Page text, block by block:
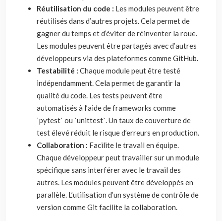
Réutilisation du code : Les modules peuvent être
réutilisés dans d’autres projets. Cela permet de
gagner du temps et d’éviter de réinventer la roue.
Les modules peuvent être partagés avec d’autres
développeurs via des plateformes comme GitHub.
Testabilité : Chaque module peut être testé
indépendamment. Cela permet de garantir la
qualité du code. Les tests peuvent être
automatisés à l’aide de frameworks comme
`pytest` ou `unittest`. Un taux de couverture de
test élevé réduit le risque d’erreurs en production.
Collaboration : Facilite le travail en équipe.
Chaque développeur peut travailler sur un module
spécifique sans interférer avec le travail des
autres. Les modules peuvent être développés en
parallèle. L’utilisation d’un système de contrôle de
version comme Git facilite la collaboration.